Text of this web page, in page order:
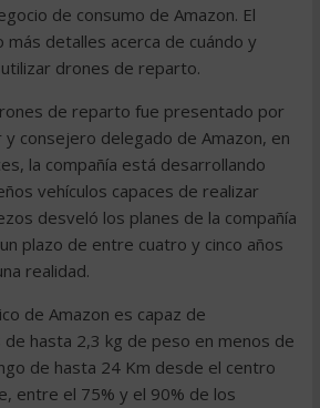
de consumo de Amazon. El
más detalles acerca de cuándo y
drones de reparto.
de reparto fue presentado por
y consejero delegado de Amazon, en
la compañía está desarrollando
vehículos capaces de realizar
desveló los planes de la compañía
plazo de entre cuatro y cinco años
realidad.
de Amazon es capaz de
hasta 2,3 kg de peso en menos de
de hasta 24 Km desde el centro
entre el 75% y el 90% de los